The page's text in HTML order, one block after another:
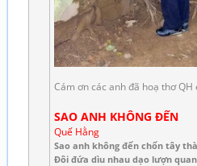
Cám ơn các anh đã hoạ thơ QH
SAO ANH KHÔNG ĐẾN
Quế Hằng
Sao anh không đến chốn tây
Đôi đứa dìu nhau dạo lượn